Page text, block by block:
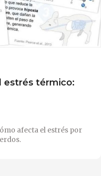
estrés térmico:
afecta el estrés por